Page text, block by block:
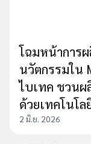
โฉมหน้าการ
นวัตกรรมใน
ไบเทค ชวนผ
ด้วยเทคโนโ
2 มิ.ย. 2026